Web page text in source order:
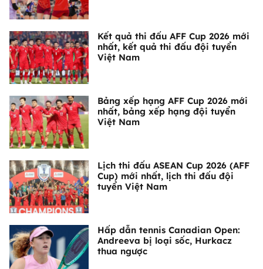
Kết quả thi đấu AFF Cup 2026 mới
nhất, kết quả thi đấu đội tuyển
Việt Nam
Bảng xếp hạng AFF Cup 2026 mới
nhất, bảng xếp hạng đội tuyển
Việt Nam
Lịch thi đấu ASEAN Cup 2026 (AFF
Cup) mới nhất, lịch thi đấu đội
tuyển Việt Nam
Hấp dẫn tennis Canadian Open:
Andreeva bị loại sốc, Hurkacz
thua ngược